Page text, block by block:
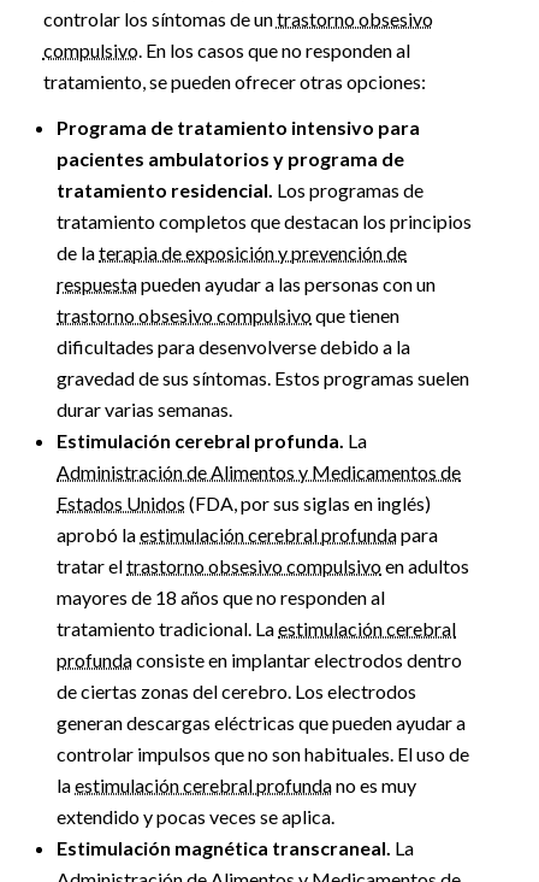
controlar los síntomas de untrastorno obsesivo
compulsivo. En los casos que no responden al
tratamiento, se pueden ofrecer otras opciones:
Programa de tratamiento intensivo para
pacientes ambulatorios y programa de
tratamiento residencial. Los programas de
tratamiento completos que destacan los principios
de laterapia de exposición y prevención de
respuestapueden ayudar a las personas con un
trastorno obsesivo compulsivoque tienen
dificultades para desenvolverse debido a la
gravedad de sus síntomas. Estos programas suelen
durar varias semanas.
Estimulación cerebral profunda. La
Administración de Alimentos y Medicamentos de
Estados Unidos (FDA, por sus siglas en inglés)
aprobó laestimulación cerebral profundapara
tratar eltrastorno obsesivo compulsivoen adultos
mayores de 18 años que no responden al
tratamiento tradicional. Laestimulación cerebral
profundaconsiste en implantar electrodos dentro
de ciertas zonas del cerebro. Los electrodos
generan descargas eléctricas que pueden ayudar a
controlar impulsos que no son habituales. El uso de
laestimulación cerebral profundano es muy
extendido y pocas veces se aplica.
Estimulación magnética transcraneal. La